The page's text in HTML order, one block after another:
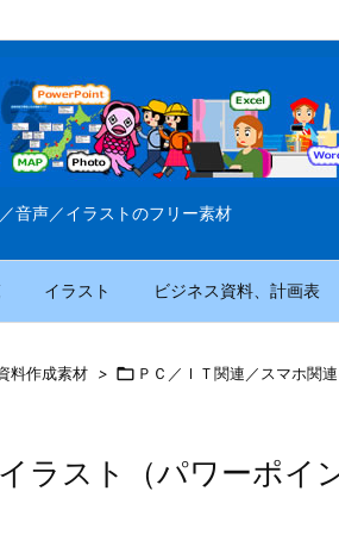
音声／イラストのフリー素材
イラスト ビジネス資料、計画表
料作成素材 >  ＰＣ／ＩＴ関連／スマホ関
ラスト（パワーポイ